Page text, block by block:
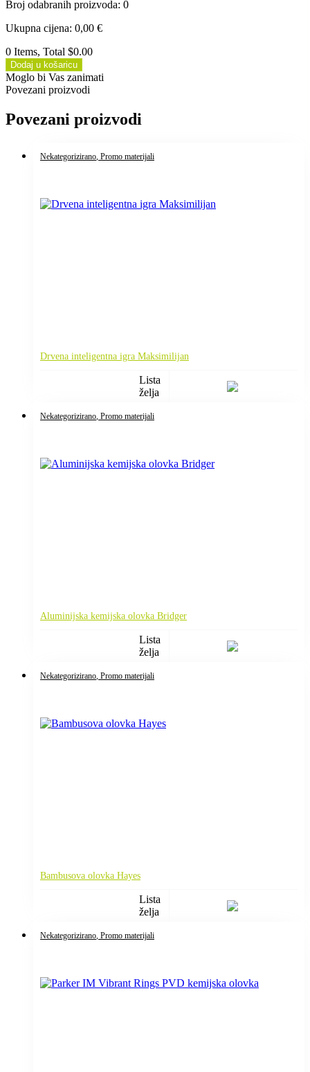
Broj odabranih proizvoda: 0
Ukupna cijena: 0,00 €
0 Items, Total $0.00
Dodaj u košaricu
Moglo bi Vas zanimati
Povezani proizvodi
Povezani proizvodi
Nekategorizirano , Promo materijali
Drvena inteligentna igra Maksimilijan
Lista
želja
Nekategorizirano , Promo materijali
Aluminijska kemijska olovka Bridger
Lista
želja
Nekategorizirano , Promo materijali
Bambusova olovka Hayes
Lista
želja
Nekategorizirano , Promo materijali